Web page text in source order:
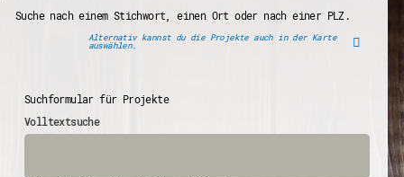
Suche nach einem Stichwort, einen Ort oder nach einer PLZ.
Alternativ kannst du die Projekte auch in der Karte
auswählen.
Suchformular für Projekte
Volltextsuche